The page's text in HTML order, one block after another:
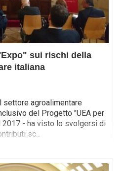
sui rischi della
italiana
agroalimentare
del Progetto "UEA per
2017 - ha visto lo svolgersi di
sc...